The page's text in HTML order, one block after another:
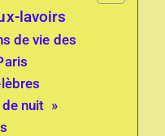
lavoirs
de vie des
de nuit »